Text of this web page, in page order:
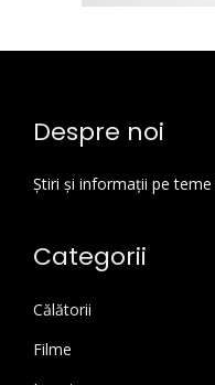
Despre noi
Știri și informații pe teme
Categorii
Călătorii
Filme